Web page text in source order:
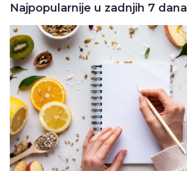
Najpopularnije u zadnjih 7 dana